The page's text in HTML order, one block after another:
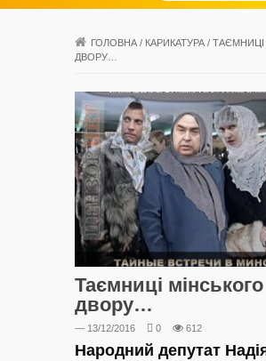
ГОЛОВНА / КАРИКАТУРА / ТАЄМНИЦІ
ДВОРУ…
Таємниці мінського
двору…
— 13/12/2016 0 612
Народний депутат